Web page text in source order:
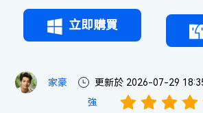
立即購買
家豪 更新於 2026-07-29
強